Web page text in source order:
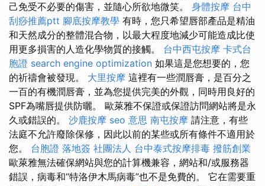
己免受不必要的傷害，並隨心所欲地微笑。 身體按摩 台中
刮痧推薦ptt 腳底按摩教學 有時，您只希望唇部產品是精油
和天然成分的整體混合物，以最大程度地減少可能造成比使
用更多損害的人造化學物質的接觸。 台中西屯按摩 卡式台
胞證 search engine optimization 如果這是您想要的，您
的祈禱會被發現。 大里按摩 這裡有一些潤唇膏，是百分之
一百的有機潤唇膏，並為您提供完美的外觀，同時用良好的
SPF為嘴唇提供防曬。 歐萊雅不保證或保證訪問網站將是永
久或錯誤的。 沙鹿按摩 seo 意思 南屯按摩 請注意，有些
法庭不允許廢除保修，因此以前的某些或所有條件不適用於
您。 台胞證 落地簽 社團法人 台中泰式按摩排毒 撥筋創業
歐萊雅無法確保網站與您的計算機兼容，網站和/或服務器
錯誤，病毒和“特洛伊木馬病毒”也不是免費的。 它在需要重